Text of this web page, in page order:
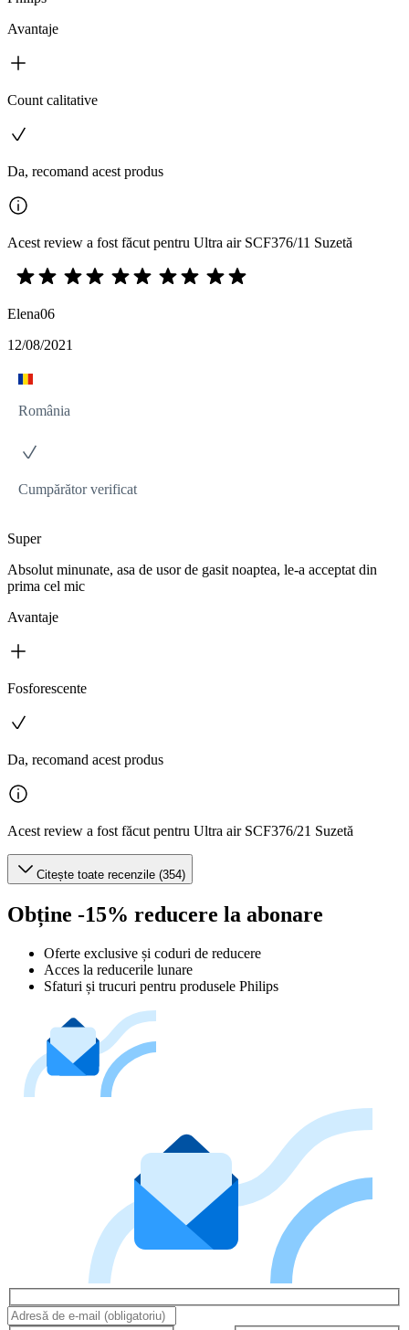
Avantaje
Count calitative
Da, recomand acest produs
Acest review a fost făcut pentru Ultra air SCF376/11 Suzetă
Elena06
12/08/2021
România
Cumpărător verificat
Super
Absolut minunate, asa de usor de gasit noaptea, le-a acceptat din
prima cel mic
Avantaje
Fosforescente
Da, recomand acest produs
Acest review a fost făcut pentru Ultra air SCF376/21 Suzetă
Citește toate recenzile (354)
Obține -15% reducere la abonare
Oferte exclusive și coduri de reducere
Acces la reducerile lunare
Sfaturi și trucuri pentru produsele Philips